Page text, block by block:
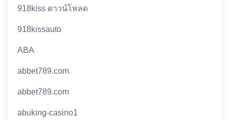
918kiss ดาวน์โหลด
918kissauto
ABA
abbet789.com
abbet789.com
abuking-casino1